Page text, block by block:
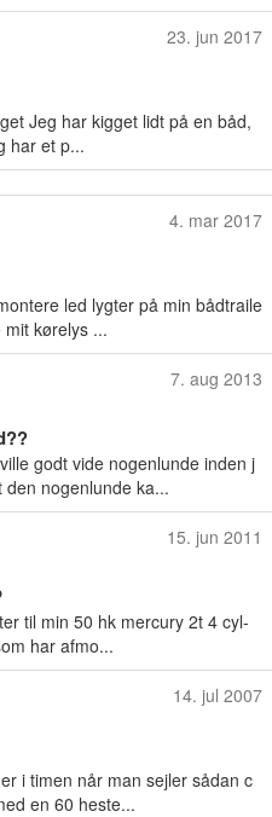
23. jun 2017
Jeg har kigget lidt på en båd,
har et p...
4. mar 2017
led lygter på min bådtraile
kørelys ...
7. aug 2013
godt vide nogenlunde inden j
nogenlunde ka...
15. jun 2011
til min 50 hk mercury 2t 4 cyl-
har afmo...
14. jul 2007
i timen når man sejler sådan c
en 60 heste...